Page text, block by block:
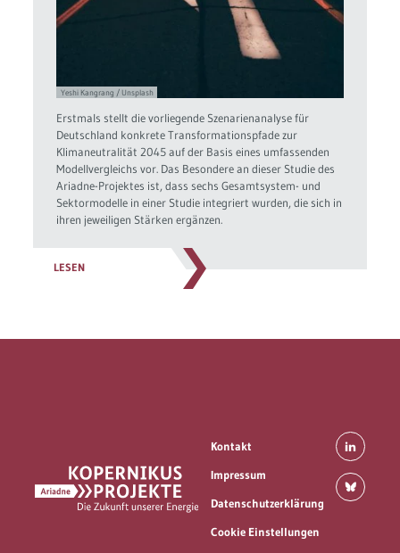
Yeshi Kangrang / Unsplash
Erstmals stellt die vorliegende Szenarienanalyse für
Deutschland konkrete Transformationspfade zur
Klimaneutralität 2045 auf der Basis eines umfassenden
Modellvergleichs vor. Das Besondere an dieser Studie des
Ariadne-Projektes ist, dass sechs Gesamtsystem- und
Sektormodelle in einer Studie integriert wurden, die sich in
ihren jeweiligen Stärken ergänzen.
LESEN
Kontakt
Impressum
Datenschutzerklärung
Cookie Einstellungen